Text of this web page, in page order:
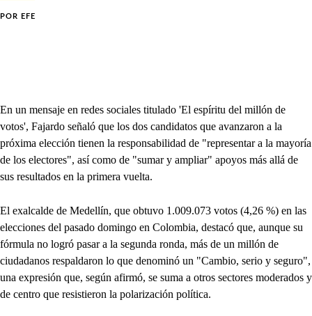
POR EFE
En un mensaje en redes sociales titulado 'El espíritu del millón de
votos', Fajardo señaló que los dos candidatos que avanzaron a la
próxima elección tienen la responsabilidad de "representar a la mayoría
de los electores", así como de "sumar y ampliar" apoyos más allá de
sus resultados en la primera vuelta.
El exalcalde de Medellín, que obtuvo 1.009.073 votos (4,26 %) en las
elecciones del pasado domingo en Colombia, destacó que, aunque su
fórmula no logró pasar a la segunda ronda, más de un millón de
ciudadanos respaldaron lo que denominó un "Cambio, serio y seguro",
una expresión que, según afirmó, se suma a otros sectores moderados y
de centro que resistieron la polarización política.